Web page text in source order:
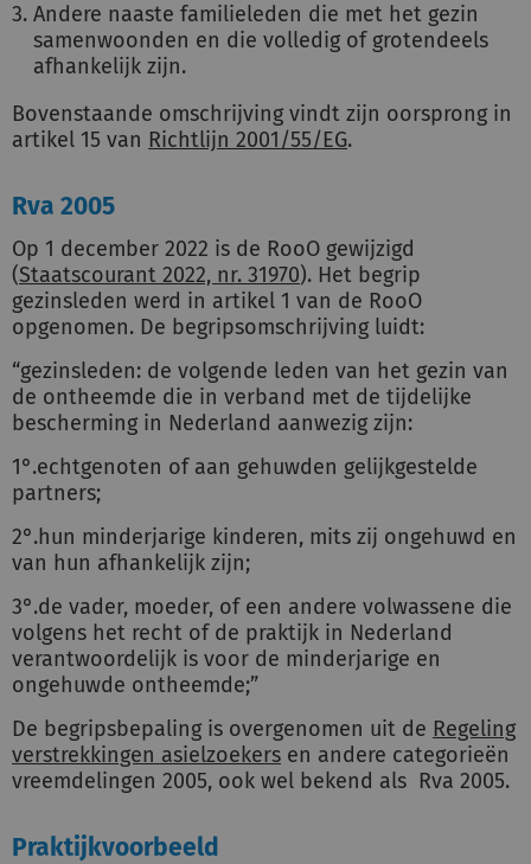
Andere naaste familieleden die met het gezin
samenwoonden en die volledig of grotendeels
afhankelijk zijn.
Bovenstaande omschrijving vindt zijn oorsprong in
artikel 15 van Richtlijn 2001/55/EG.
Rva 2005
Op 1 december 2022 is de RooO gewijzigd
(Staatscourant 2022, nr. 31970). Het begrip
gezinsleden werd in artikel 1 van de RooO
opgenomen. De begripsomschrijving luidt:
“gezinsleden: de volgende leden van het gezin van
de ontheemde die in verband met de tijdelijke
bescherming in Nederland aanwezig zijn:
1°.echtgenoten of aan gehuwden gelijkgestelde
partners;
2°.hun minderjarige kinderen, mits zij ongehuwd en
van hun afhankelijk zijn;
3°.de vader, moeder, of een andere volwassene die
volgens het recht of de praktijk in Nederland
verantwoordelijk is voor de minderjarige en
ongehuwde ontheemde;”
De begripsbepaling is overgenomen uit de Regeling
verstrekkingen asielzoekers en andere categorieën
vreemdelingen 2005, ook wel bekend als Rva 2005.
Praktijkvoorbeeld